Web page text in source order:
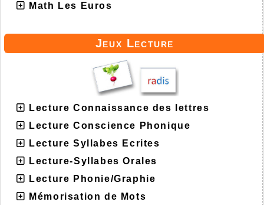
Math Les Euros
Jeux Lecture
Lecture Connaissance des lettres
Lecture Conscience Phonique
Lecture Syllabes Ecrites
Lecture-Syllabes Orales
Lecture Phonie/Graphie
Mémorisation de Mots